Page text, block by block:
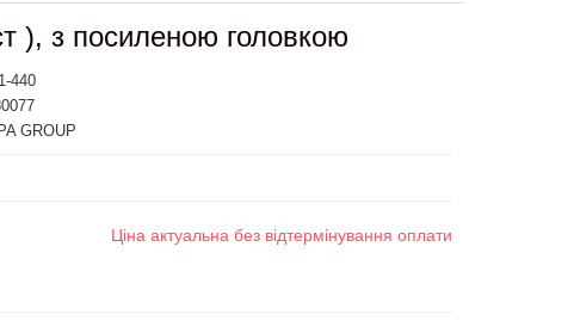
), з посиленою головкою
440
GROUP
Ціна актуальна без відтермінування оплати